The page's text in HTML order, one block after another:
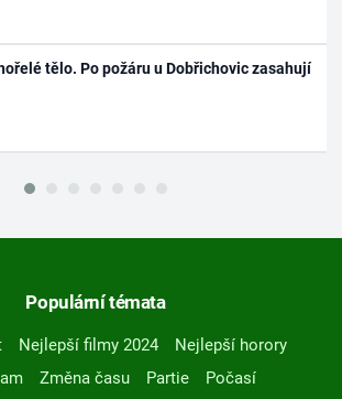
tělo. Po požáru u Dobřichovic zasahují
Populární témata
Nejlepší filmy 2024
Nejlepší horory
Změna času Partie
Počasí